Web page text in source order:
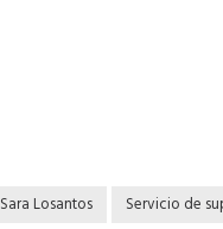
Sara Losantos Servicio de